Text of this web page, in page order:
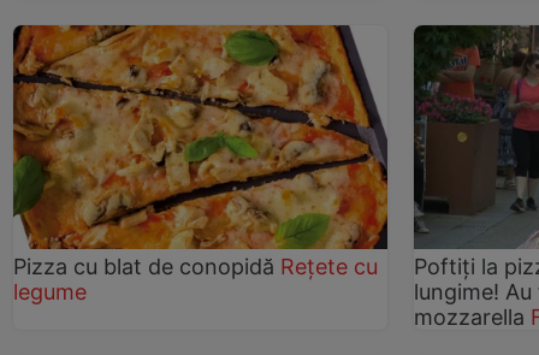
Pizza cu blat de conopidă Rețete cu
legume
Poftiți la
lungime!
mozzarella